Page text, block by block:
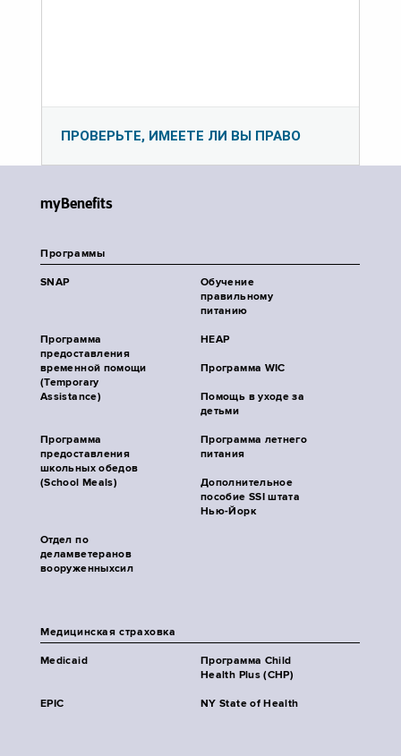
ПРОВЕРЬТЕ, ИМЕЕТЕ ЛИ ВЫ ПРАВО
myBenefits
Программы
SNAP
Обучение
правильному
питанию
Программа
предоставления
временной помощи
(Temporary
Assistance)
HEAP
Программа WIC
Помощь в уходе за
детьми
Программа
предоставления
школьных обедов
(School Meals)
Программа летнего
питания
Дополнительное
пособие SSI штата
Нью-Йорк
Отдел по
деламветеранов
вооруженныхсил
Медицинская страховка
Medicaid
Программа Child
Health Plus (CHP)
EPIC NY State of Health